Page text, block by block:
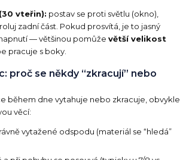
vteřin): postav se proti světlu (okno),
zadní část. Pokud prosvítá, je to jasný
— většinou pomůže větší velikost
pracuje s boky.
proč se někdy “zkracují” nebo
během dne vytahuje nebo zkracuje, obvykle
věcí:
vytažené odspodu (materiál se “hledá”